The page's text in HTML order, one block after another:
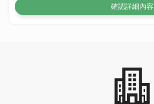
確認詳細內容